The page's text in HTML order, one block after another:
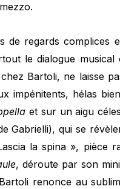
de regards complices
le dialogue musical
Bartoli, ne laisse
impénitents, hélas
et sur un aigu
Gabrielli), qui se
la spina », pièce
, déroute par son
renonce au